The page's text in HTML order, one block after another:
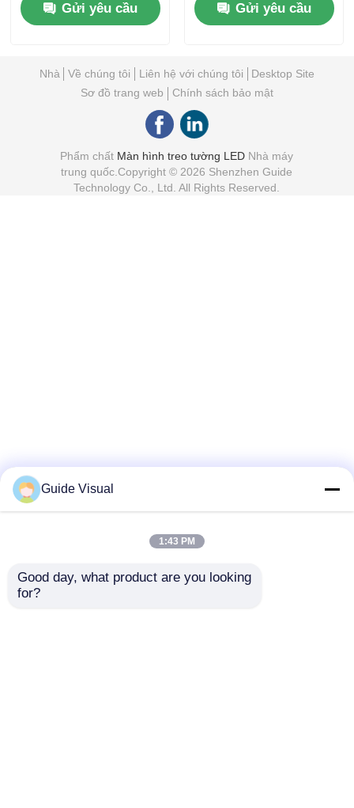
Gửi yêu cầu Gửi yêu cầu
Nhà Về chúng tôi Liên hệ với chúng tôi
Desktop Site
Sơ đồ trang web
Chính sách bảo mật
Phẩm chất Màn hình treo tường LED Nhà máy
trung quốc.Copyright © 2026 Shenzhen Guide
Technology Co., Ltd. All Rights Reserved.
Guide Visual
1:43 PM
Good day, what product are you looking
for?